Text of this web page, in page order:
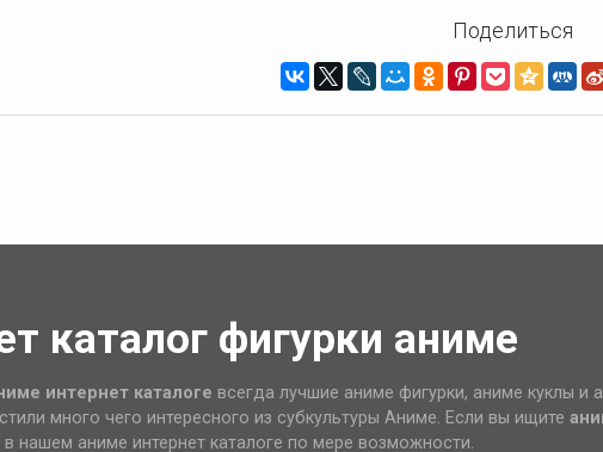
Поделиться
каталог фигурки аниме
интернет каталоге всегда лучшие аниме фигурки, аниме куклы и
много чего интересного из субкультуры Аниме. Если вы ищите
нашем аниме интернет каталоге по мере возможности.